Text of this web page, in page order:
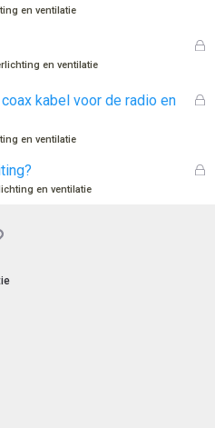
n
n
en ventilatie
G
en ventilatie
G
o
kabel voor de radio en
en ventilatie
G
en ventilatie
Link